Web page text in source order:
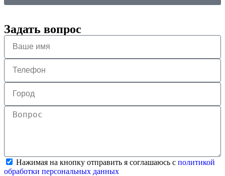
Задать вопрос
Нажимая на кнопку отправить я соглашаюсь с политикой
обработки персональных данных